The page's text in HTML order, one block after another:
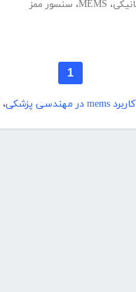
، MEMS، سنسور ممز
1
کاربرد mems در مهندسی پزشکی ،